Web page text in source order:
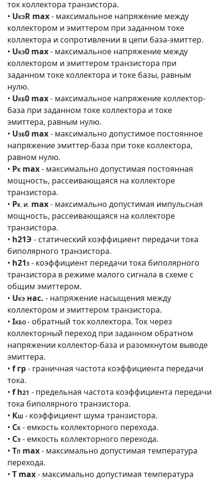
ток коллектора транзистора.
• UКЭR max- максимальное напряжение между
коллектором и эмиттером при заданном токе
коллектора и сопротивлении в цепи база-эмиттер.
• UКЭ0 max- максимальное напряжение между
коллектором и эмиттером транзистора при
заданном токе коллектора и токе базы, равным
нулю.
• UКБ0 max- максимальное напряжение коллектор-
база при заданном токе коллектора и токе
эмиттера, равным нулю.
• UЭБ0 max- максимально допустимое постоянное
напряжение эмиттер-база при токе коллектора,
равном нулю.
• РК max- максимально допустимая постоянная
мощность, рассеивающаяся на коллекторе
транзистора.
• РК. И. max- максимально допустимая импульсная
мощность, рассеивающаяся на коллекторе
транзистора.
• h21Э - статический коэффициент передачи тока
биполярного транзистора.
• h21Э - коэффициент передачи тока биполярного
транзистора в режиме малого сигнала в схеме с
общим эмиттером.
• UКЭ нас. - напряжение насыщения между
коллектором и эмиттером транзистора.
• IКБО - обратный ток коллектора. Ток через
коллекторный переход при заданном обратном
напряжении коллектор-база и разомкнутом выводе
эмиттера.
• f гр- граничная частота коэффициента передачи
тока.
• f h21 - предельная частота коэффициента передачи
тока биполярного транзистора.
• КШ - коэффициент шума транзистора.
• СК - емкость коллекторного перехода.
• СЭ - емкость коллекторного перехода.
• ТП max- максимально допустимая температура
перехода.
• Т max- максимально допустимая температура